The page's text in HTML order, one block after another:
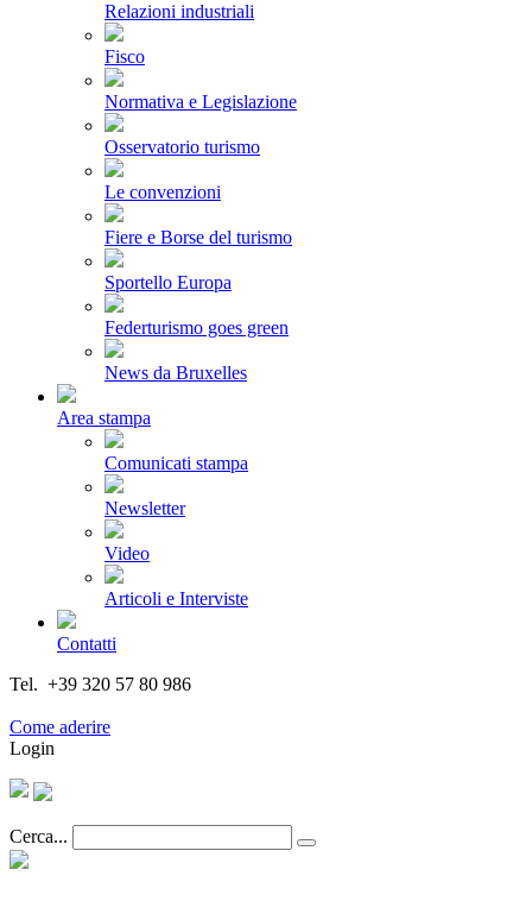
Relazioni industriali
Fisco
Normativa e Legislazione
Osservatorio turismo
Le convenzioni
Fiere e Borse del turismo
Sportello Europa
Federturismo goes green
News da Bruxelles
Area stampa
Comunicati stampa
Newsletter
Video
Articoli e Interviste
Contatti
Tel. +39 320 57 80 986
Come aderire
Login
Cerca...